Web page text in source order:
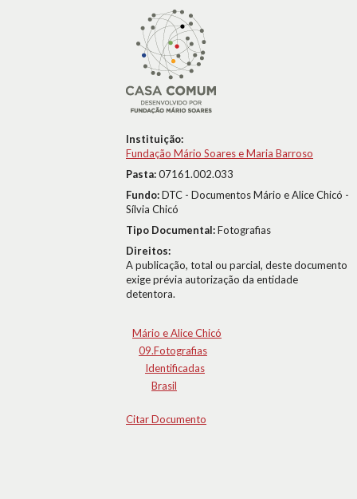
Instituição:
Fundação Mário Soares e Maria Barroso
Pasta:07161.002.033
Fundo:DTC - Documentos Mário e Alice Chicó -
Sílvia Chicó
Tipo Documental:Fotografias
Direitos:
A publicação, total ou parcial, deste documento
exige prévia autorização da entidade
detentora.
Mário e Alice Chicó
09.Fotografias
Identificadas
Brasil
Citar Documento